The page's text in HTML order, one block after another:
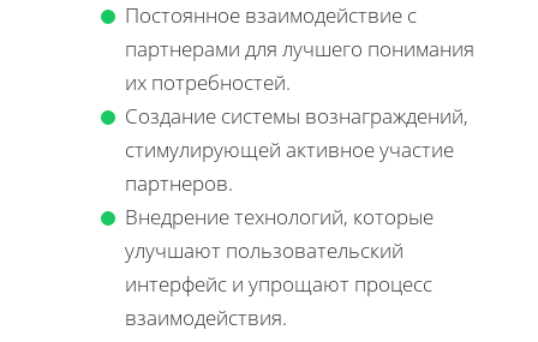
Постоянное взаимодействие с
партнерами для лучшего понимания
их потребностей.
Создание системы вознаграждений,
стимулирующей активное участие
партнеров.
Внедрение технологий, которые
улучшают пользовательский
интерфейс и упрощают процесс
взаимодействия.